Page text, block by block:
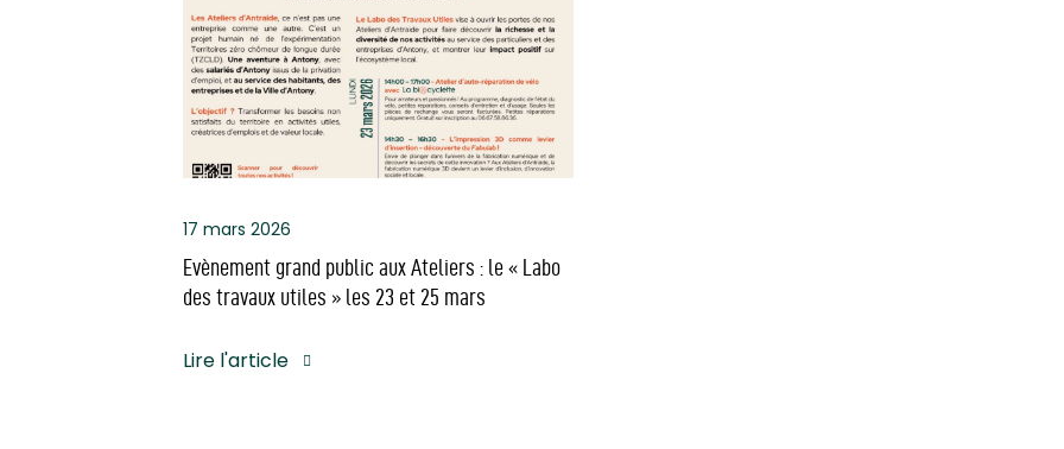
17 mars 2026
Evènement grand public aux Ateliers : le « Labo
des travaux utiles » les 23 et 25 mars
Lire l'article